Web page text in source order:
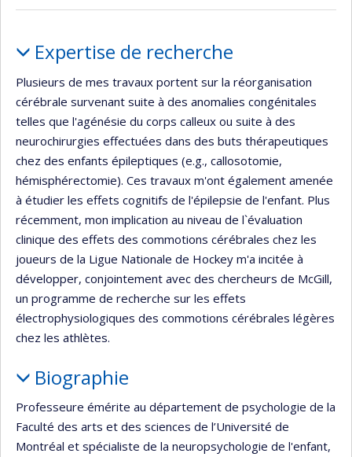
Expertise de recherche
Plusieurs de mes travaux portent sur la réorganisation
cérébrale survenant suite à des anomalies congénitales
telles que l'agénésie du corps calleux ou suite à des
neurochirurgies effectuées dans des buts thérapeutiques
chez des enfants épileptiques (e.g., callosotomie,
hémisphérectomie). Ces travaux m'ont également amenée
à étudier les effets cognitifs de l'épilepsie de l'enfant. Plus
récemment, mon implication au niveau de l`évaluation
clinique des effets des commotions cérébrales chez les
joueurs de la Ligue Nationale de Hockey m'a incitée à
développer, conjointement avec des chercheurs de McGill,
un programme de recherche sur les effets
électrophysiologiques des commotions cérébrales légères
chez les athlètes.
Biographie
Professeure émérite au département de psychologie de la
Faculté des arts et des sciences de l’Université de
Montréal et spécialiste de la neuropsychologie de l'enfant,